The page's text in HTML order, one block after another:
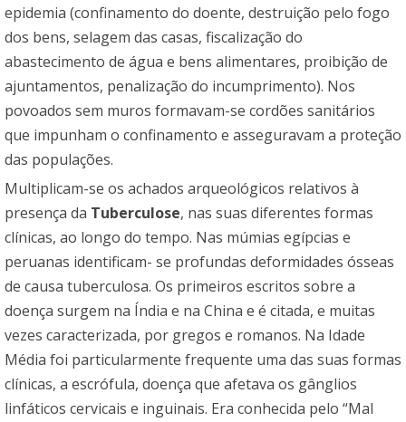
epidemia (confinamento do doente, destruição pelo fogo
dos bens, selagem das casas, fiscalização do
abastecimento de água e bens alimentares, proibição de
ajuntamentos, penalização do incumprimento). Nos
povoados sem muros formavam-se cordões sanitários
que impunham o confinamento e asseguravam a proteção
das populações.
Multiplicam-se os achados arqueológicos relativos à
presença da Tuberculose, nas suas diferentes formas
clínicas, ao longo do tempo. Nas múmias egípcias e
peruanas identificam- se profundas deformidades ósseas
de causa tuberculosa. Os primeiros escritos sobre a
doença surgem na Índia e na China e é citada, e muitas
vezes caracterizada, por gregos e romanos. Na Idade
Média foi particularmente frequente uma das suas formas
clínicas, a escrófula, doença que afetava os gânglios
linfáticos cervicais e inguinais. Era conhecida pelo “Mal